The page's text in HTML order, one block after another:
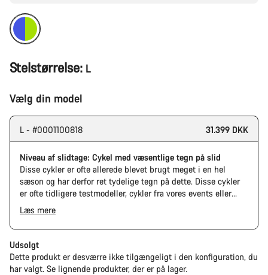
Stelstørrelse: L
Vælg din model
L - #0001100818 31.399 DKK
Niveau af slidtage: Cykel med væsentlige tegn på slid
Disse cykler er ofte allerede blevet brugt meget i en hel
sæson og har derfor ret tydelige tegn på dette. Disse cykler
er ofte tidligere testmodeller, cykler fra vores events eller
langvarige testcykler.
The Pro Bike Speedmax is supplied only with the visible
spacers between the extensions and handlebars. No
additional spacer or fitting kit is included.
Læs mere
Udsolgt
Dette produkt er desværre ikke tilgængeligt i den konfiguration, du
har valgt. Se lignende produkter, der er på lager.